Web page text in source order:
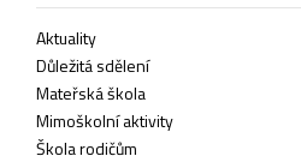
Aktuality
Důležitá sdělení
Mateřská škola
Mimoškolní aktivity
Škola rodičům